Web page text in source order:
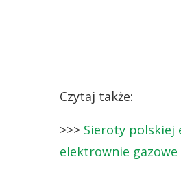
Czytaj także:
>>> Sieroty polskiej
elektrownie gazowe